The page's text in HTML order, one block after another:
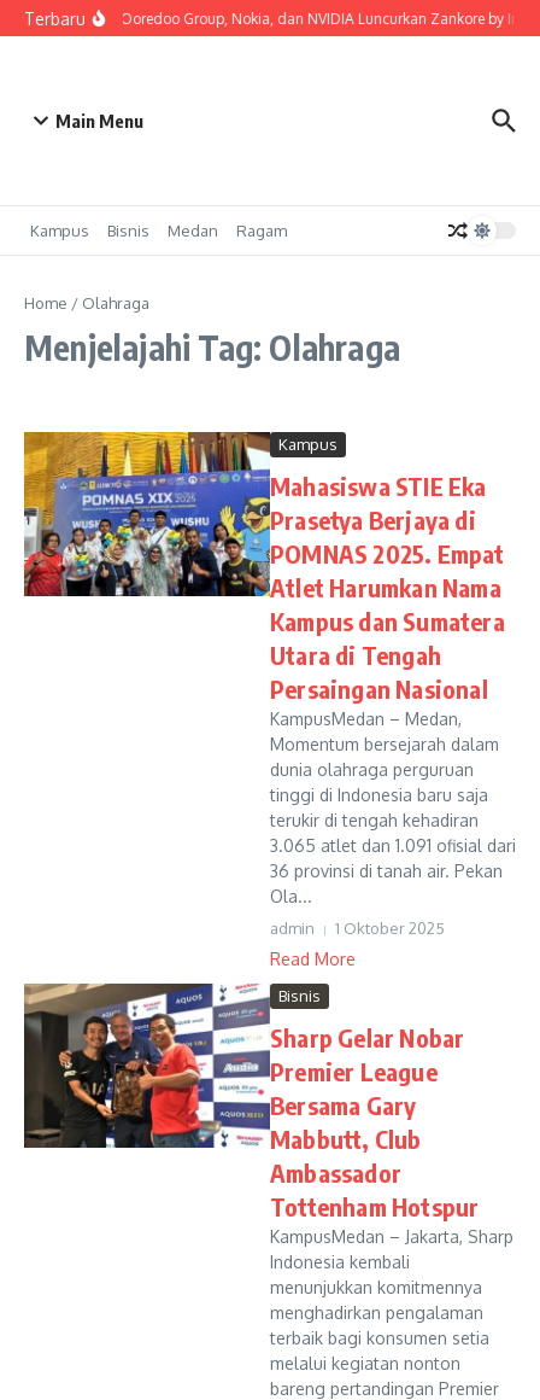
Lewati ke konten
TerbaruIndosat, Ooredoo Group, Nokia, dan NVIDIA Luncurkan Zankore by
Main Menu
Kampus Bisnis Medan Ragam
Home / Olahraga
Menjelajahi Tag: Olahraga
Kampus
Mahasiswa STIE Eka
Prasetya Berjaya di
POMNAS 2025. Empat
Atlet Harumkan Nama
Kampus dan Sumatera
Utara di Tengah
Persaingan Nasional
KampusMedan – Medan,
Momentum bersejarah dalam
dunia olahraga perguruan
tinggi di Indonesia baru saja
terukir di tengah kehadiran
3.065 atlet dan 1.091 ofisial dari
36 provinsi di tanah air. Pekan
Ola...
admin 1 Oktober 2025
Read More
Bisnis
Sharp Gelar Nobar
Premier League
Bersama Gary
Mabbutt, Club
Ambassador
Tottenham Hotspur
KampusMedan – Jakarta, Sharp
Indonesia kembali
menunjukkan komitmennya
menghadirkan pengalaman
terbaik bagi konsumen setia
melalui kegiatan nonton
bareng pertandingan Premier